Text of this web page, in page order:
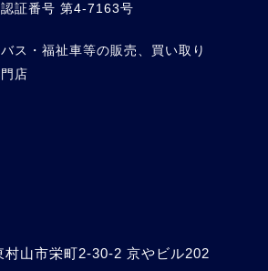
証番号 第4-7163号
ス・福祉車等の販売、買い取り
店
村山市栄町2-30-2 京やビル202